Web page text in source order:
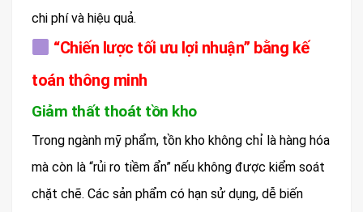
chi phí và hiệu quả.
“Chiến lược tối ưu lợi nhuận” bằng kế
toán thông minh
Giảm thất thoát tồn kho
Trong ngành mỹ phẩm, tồn kho không chỉ là hàng hóa
mà còn là “rủi ro tiềm ẩn” nếu không được kiểm soát
chặt chẽ. Các sản phẩm có hạn sử dụng, dễ biến